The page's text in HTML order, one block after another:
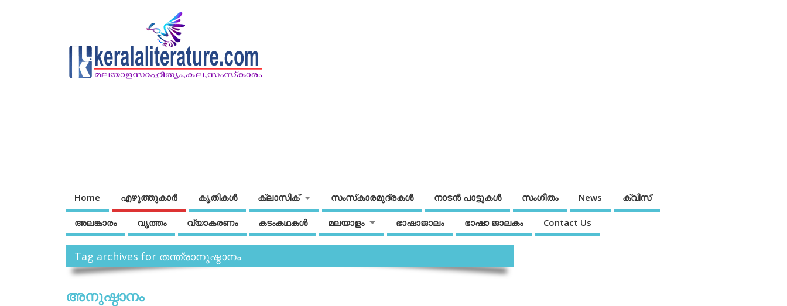
Home എഴുത്തുകാര്‍ കൃതികൾ ക്ലാസിക് സംസ്‌കാരമുദ്രകള്‍ നാടന്‍ പാട്ടുകള്‍ സംഗീതം News ക്വിസ്
അലങ്കാരം വൃത്തം വ്യാകരണം കടംകഥകള്‍ മലയാളം ഭാഷാജാലം ഭാഷാ ജാലകം Contact Us
Tag archives for തന്ത്രാനുഷ്ഠാനം
അനുഷ്ഠാനം